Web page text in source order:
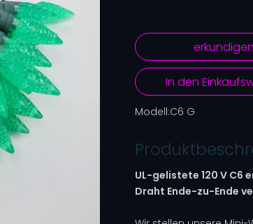
erkundigen
In den
Modell:C6 G
UL-gelistete 120 V C6
Draht Ende-zu-Ende